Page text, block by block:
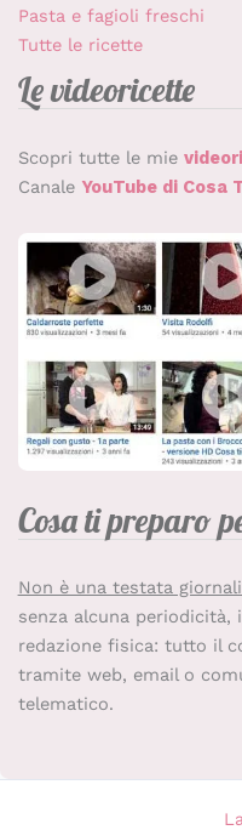
Pasta e fagioli freschi
Tutte le ricette
Le videoricette
Scopri tutte le mie
Canale YouTube di Cosa
Cosa ti preparo
Non è una testata
senza alcuna
redazione fisica: tutto il
tramite web, email o
telematico.